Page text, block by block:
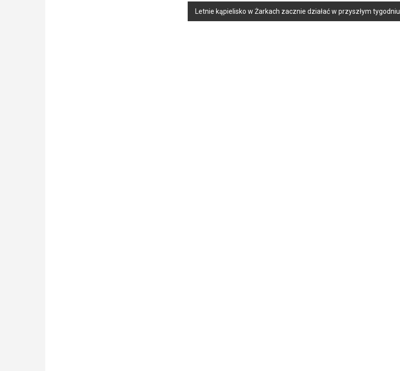
Letnie kąpielisko w Żarkach zacznie działać w przyszłym tygodniu